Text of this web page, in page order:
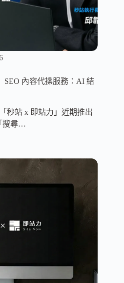
SEO 內容代操服務：AI 結
秒站 x 即站力」近期推出
搜尋…